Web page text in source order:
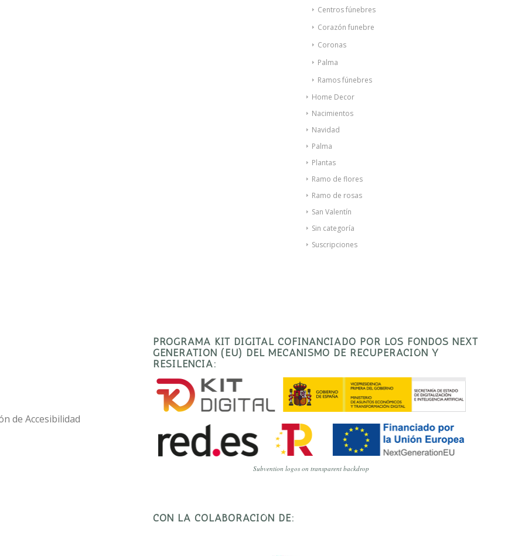
Centros fúnebres
Corazón funebre
Coronas
Palma
Ramos fúnebres
Home Decor
Nacimientos
Navidad
Palma
Plantas
Ramo de flores
Ramo de rosas
San Valentín
Sin categoría
Suscripciones
de Accesibilidad
PROGRAMA KIT DIGITAL COFINANCIADO POR LOS FONDOS NEXT
GENERATION (EU) DEL MECANISMO DE RECUPERACIÓN Y
RESILENCIA:
Subvention logos on transparent backdrop
CON LA COLABORACIÓN DE: